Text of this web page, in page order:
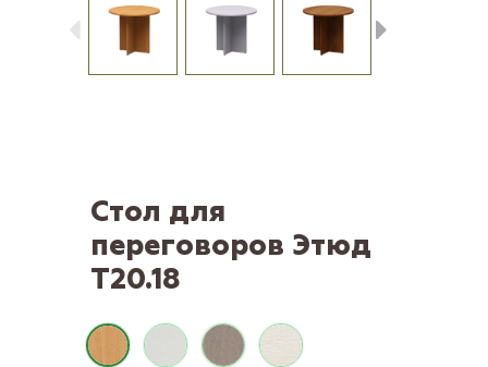
Стол для
переговоров Этюд
Т20.18